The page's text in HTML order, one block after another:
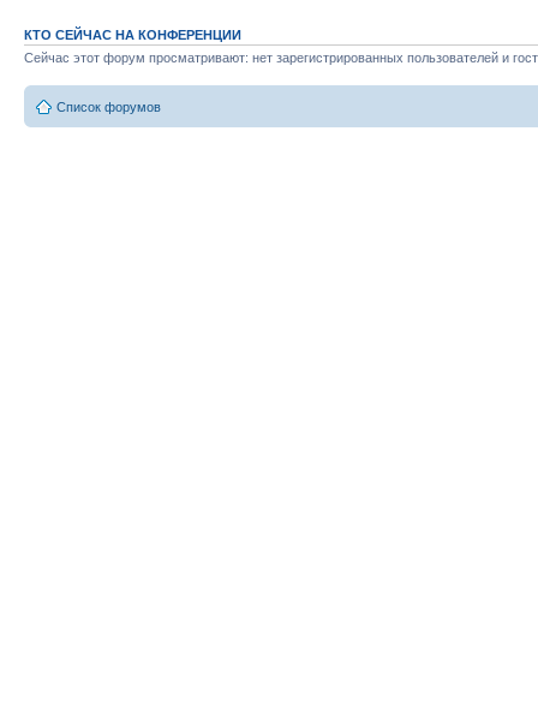
КТО СЕЙЧАС НА КОНФЕРЕНЦИИ
Сейчас этот форум просматривают: нет зарегистрированных пользователей и
Список форумов